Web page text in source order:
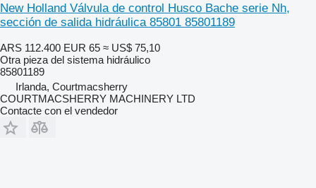
New Holland Válvula de control Husco Bache serie Nh,
sección de salida hidráulica 85801 85801189
ARS 112.400 EUR 65 ≈ US$ 75,10
Otra pieza del sistema hidráulico
85801189
Irlanda, Courtmacsherry
COURTMACSHERRY MACHINERY LTD
Contacte con el vendedor